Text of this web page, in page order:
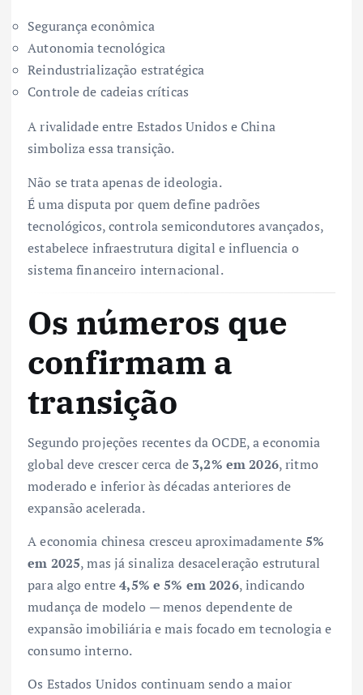
Segurança econômica
Autonomia tecnológica
Reindustrialização estratégica
Controle de cadeias críticas
A rivalidade entre Estados Unidos e China
simboliza essa transição.
Não se trata apenas de ideologia.
É uma disputa por quem define padrões
tecnológicos, controla semicondutores avançados,
estabelece infraestrutura digital e influencia o
sistema financeiro internacional.
Os números que
confirmam a
transição
Segundo projeções recentes da OCDE, a economia
global deve crescer cerca de 3,2% em 2026, ritmo
moderado e inferior às décadas anteriores de
expansão acelerada.
A economia chinesa cresceu aproximadamente5%
em 2025, mas já sinaliza desaceleração estrutural
para algo entre4,5% e 5% em 2026, indicando
mudança de modelo — menos dependente de
expansão imobiliária e mais focado em tecnologia e
consumo interno.
Os Estados Unidos continuam sendo a maior